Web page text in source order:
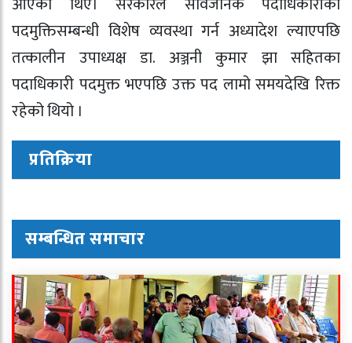
पदमुक्तिसम्बन्धी विशेष व्यवस्था गर्न अध्यादेश ल्याएपछि
तत्कालीन उपाध्यक्ष डा. अञ्जनी कुमार झा सहितका
पदाधिकारी पदमुक्त भएपछि उक्त पद लामो समयदेखि रिक्त
रहेको थियो ।
प्रतिक्रिया
सम्बन्धित समाचार